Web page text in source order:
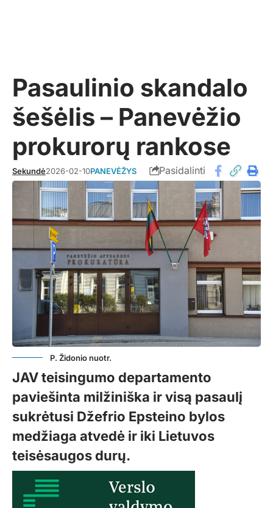
Pasaulinio skandalo
šešėlis – Panevėžio
prokurorų rankose
Sekundė2026-02-10PANEVĖŽYS Pasidalinti
P. Židonio nuotr.
JAV teisingumo departamento
paviešinta milžiniška ir visą pasaulį
sukrėtusi Džefrio Epsteino bylos
medžiaga atvedė ir iki Lietuvos
teisėsaugos durų.